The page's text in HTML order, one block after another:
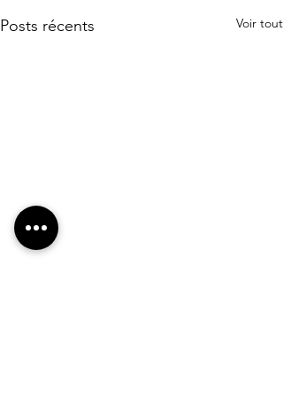
Posts récents Voir tout